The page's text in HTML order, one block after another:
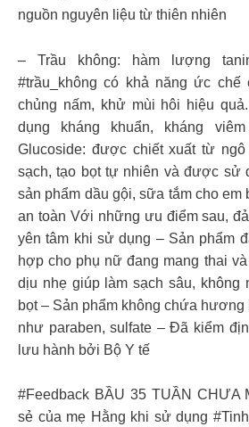
nguồn nguyên liệu từ thiên nhiên
– Trầu không: hàm lượng
#trầu_không có khả năng ức chế
chủng nấm, khử mùi hôi hiệu
dụng kháng khuẩn, kháng
Glucoside: được chiết xuất từ
sạch, tạo bọt tự nhiên và được sử
sản phẩm dầu gội, sữa tắm cho em
an toàn Với những ưu điểm sau,
yên tâm khi sử dụng – Sản phẩm
hợp cho phụ nữ đang mang thai
dịu nhẹ giúp làm sạch sâu, không
bọt – Sản phẩm không chứa hương
như paraben, sulfate – Đã kiểm
lưu hành bởi Bộ Y tế
#Feedback BẦU 35 TUẦN CHƯA
sẻ của mẹ Hằng khi sử dụng